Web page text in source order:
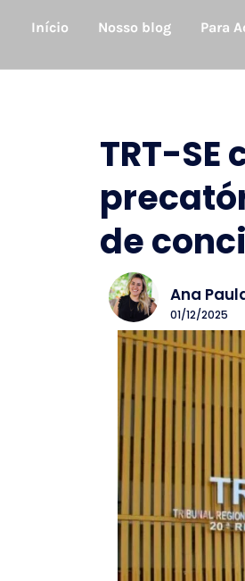
Início Nosso blog Para
TRT-
de
Ana
01/12/2025